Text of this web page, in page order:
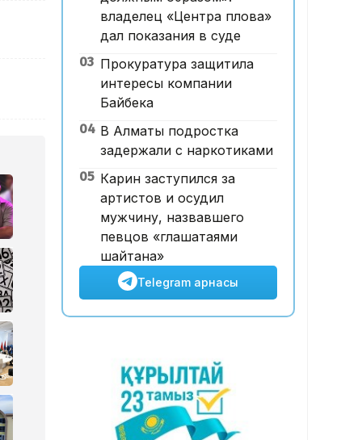
Абай облысы аумағындағы
орманды өрттен қорғауға 3
млрд теңгеден астам қаржы
бөлінді
12:00, 07 Тамыз 2026
Грекия мен Арменияның
бұрынғы бас бапкері басқаруы
мүмкін
владелец «Центра плова»
дал показания в суде
03 Прокуратура защитила
интересы компании
Байбека
04 В Алматы подростка
задержали с наркотиками
05 Карин заступился за
артистов и осудил
мужчину, назвавшего
певцов «глашатаями
шайтана»
Telegram арнасы